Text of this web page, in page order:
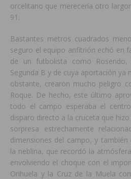
orcelitano que merecería otro
91.
Bastantes metros cuadrados
seguro el equipo anfitrión echó en
de un futbolista como
Segunda B y de cuya aportación ya
obstante, crearon mucho peligro
Roque. De hecho, este último
todo el campo esperaba el
disparo directo a la cruceta que
sorpresa estrechamente
dimensiones del campo, y
la neblina, que recordó la
envolviendo el choque con el
Orihuela y la Cruz de la Muela